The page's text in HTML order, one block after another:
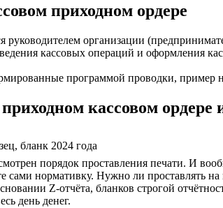
приходном ордере
организации
кассовых операций и оформления
программой проводки,
кассовом ордере
бланк 2024 года
порядок проставления печати. И
сами нормативку. Нужно ли проставлять
Z-отчёта, бланков строгой
день денег.